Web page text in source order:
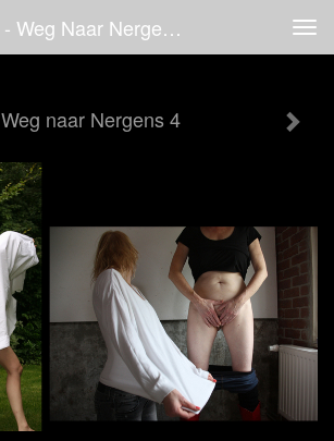
Grietje Bouman - Weg Naar Nergens 4
Weg naar Nergens 4